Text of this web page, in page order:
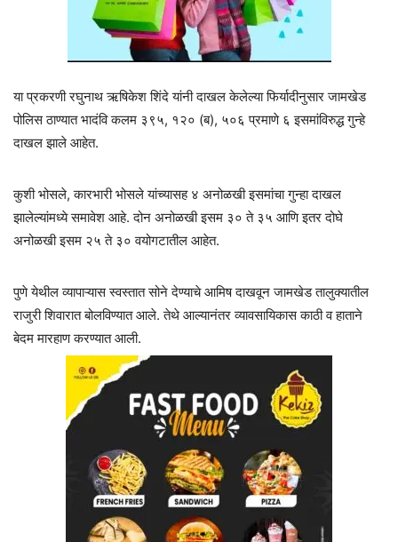
या प्रकरणी रघुनाथ ऋषिकेश शिंदे यांनी दाखल केलेल्या फिर्यादीनुसार जामखेड
पोलिस ठाण्यात भादंवि कलम ३९५, १२० (ब), ५०६ प्रमाणे ६ इसमांविरुद्ध गुन्हे
दाखल झाले आहेत.
कुशी भोसले, कारभारी भोसले यांच्यासह ४ अनोळखी इसमांचा गुन्हा दाखल
झालेल्यांमध्ये समावेश आहे. दोन अनोळखी इसम ३० ते ३५ आणि इतर दोघे
अनोळखी इसम २५ ते ३० वयोगटातील आहेत.
पुणे येथील व्यापाऱ्यास स्वस्तात सोने देण्याचे आमिष दाखवून जामखेड तालुक्यातील
राजुरी शिवारात बोलविण्यात आले. तेथे आल्यानंतर व्यावसायिकास काठी व हाताने
बेदम मारहाण करण्यात आली.